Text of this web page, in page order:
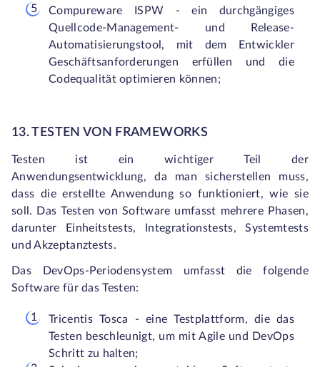
Compureware ISPW - ein durchgängiges
Quellcode-Management- und Release-
Automatisierungstool, mit dem Entwickler
Geschäftsanforderungen erfüllen und die
Codequalität optimieren können;
13. TESTEN VON FRAMEWORKS
Testen ist ein wichtiger Teil der
Anwendungsentwicklung, da man sicherstellen muss,
dass die erstellte Anwendung so funktioniert, wie sie
soll. Das Testen von Software umfasst mehrere Phasen,
darunter Einheitstests, Integrationstests, Systemtests
und Akzeptanztests.
Das DevOps-Periodensystem umfasst die folgende
Software für das Testen:
Tricentis Tosca - eine Testplattform, die das
Testen beschleunigt, um mit Agile und DevOps
Schritt zu halten;